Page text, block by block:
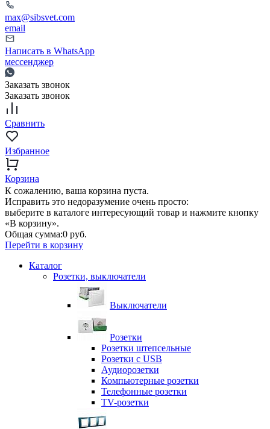
max@sibsvet.com
email
Написать в WhatsApp
мессенджер
Заказать звонок
Заказать звонок
Сравнить
Избранное
Корзина
К сожалению, ваша корзина пуста.
Исправить это недоразумение очень просто:
выберите в каталоге интересующий товар и нажмите кнопку
«В корзину».
Общая сумма:0 руб.
Перейти в корзину
Каталог
Розетки, выключатели
Выключатели
Розетки
Розетки штепсельные
Розетки с USB
Аудиорозетки
Компьютерные розетки
Телефонные розетки
TV-розетки